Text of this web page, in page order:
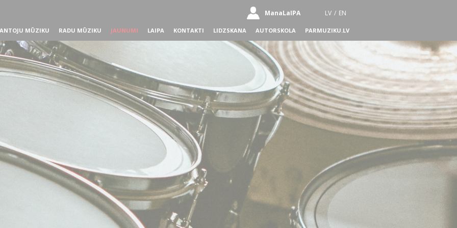
ManaLaIPA LV / EN
MŪZIKU RADU MŪZIKU JAUNUMI LAIPA KONTAKTI LIDZSKANA AUTORSKOLA PARMUZIKU.LV